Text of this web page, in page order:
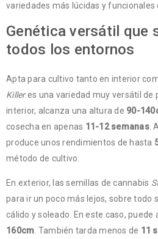
variedades más lúcidas y funcionales
Genética versátil que
todos los entornos
Apta para cultivo tanto en interior
Killeres una variedad muy versátil de
interior, alcanza una altura de 90-
cosecha en apenas 11-12 semanas.
produce unos rendimientos de hasta
método de cultivo.
En exterior, las semillas de cannabis
para ir un poco más lejos, sobre todo
cálido y soleado. En este caso, puede
160cm . También tarda menos de 11